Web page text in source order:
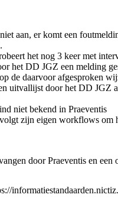
aan, er komt een
het nog 3 keer met
het DD JGZ een melding
de daarvoor afgesproken
uitvallijst door het DD JGZ
niet bekend in Praeventis
zijn eigen workflows om
door Praeventis en